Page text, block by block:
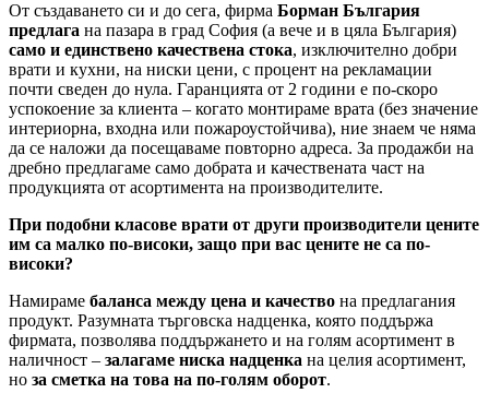
От създаването си и до сега, фирма Борман България
предлага на пазара в град София (а вече и в цяла България)
само и единствено качествена стока, изключително добри
врати и кухни, на ниски цени, с процент на рекламации
почти сведен до нула. Гаранцията от 2 години е по-скоро
успокоение за клиента – когато монтираме врата (без значение
интериорна, входна или пожароустойчива), ние знаем че няма
да се наложи да посещаваме повторно адреса. За продажби на
дребно предлагаме само добрата и качествената част на
продукцията от асортимента на производителите.
При подобни класове врати от други производители цените
им са малко по-високи, защо при вас цените не са по-
високи?
Намираме баланса между цена и качество на предлагания
продукт. Разумната търговска надценка, която поддържа
фирмата, позволява поддържането и на голям асортимент в
наличност – залагаме ниска надценка на целия асортимент,
но за сметка на това на по-голям оборот.